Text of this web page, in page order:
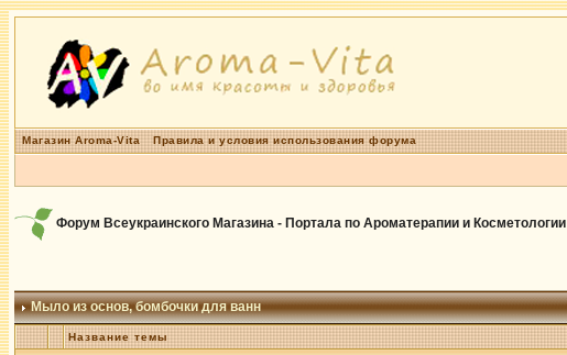
Магазин Aroma-Vita Правила и условия использования форума
Форум Всеукраинского Магазина - Портала по Ароматерапии и Косметологии
Мыло из основ, бомбочки для ванн
Название темы